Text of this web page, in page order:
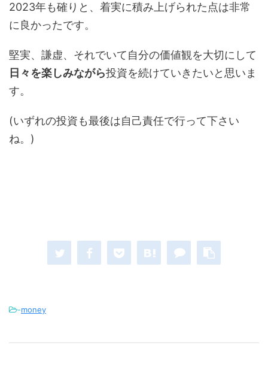
2023年も確りと、着実に積み上げられた点は非常
に良かったです。
堅実、謙虚、それでいて自分の価値観を大切にして
日々を楽しみながら投資を続けていきたいと思いま
す。
(いずれの投資も最後は自己責任で行って下さい
ね。)
-money